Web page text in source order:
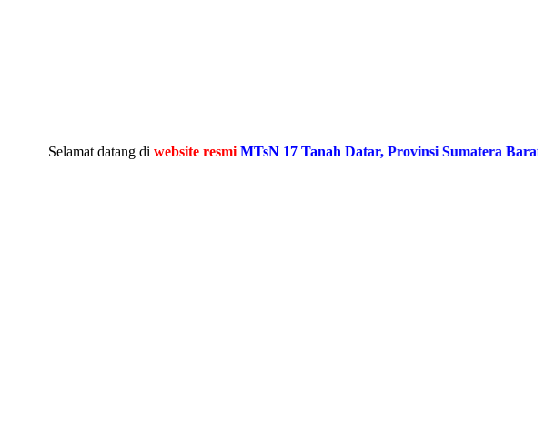
Selamat datang diwebsite resmi MTsN 17 Tanah Datar, Provinsi Sumatera Barat Media